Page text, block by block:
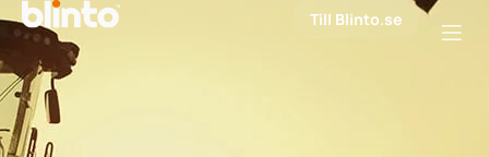
Till Blinto.se